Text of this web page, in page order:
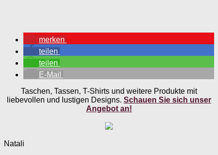
merken
teilen
teilen
E-Mail
Taschen, Tassen, T-Shirts und weitere Produkte mit
liebevollen und lustigen Designs. Schauen Sie sich unser
Angebot an!
Natali